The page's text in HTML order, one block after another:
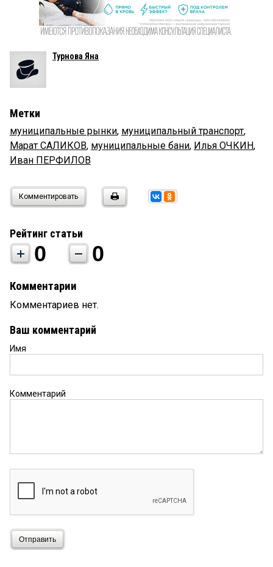
Турнова Яна
Метки
муниципальные рынки, муниципальный транспорт,
Марат САЛИКОВ, муниципальные бани, Илья ОЧКИН,
Иван ПЕРФИЛОВ
Комментировать
Рейтинг статьи
0 0
Комментарии
Комментариев нет.
Ваш комментарий
Имя
Комментарий
Отправить